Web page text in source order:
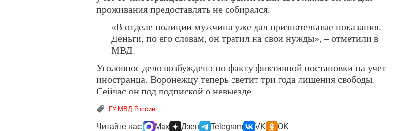
проживания предоставлять не собирался.
«В отделе полиции мужчина уже дал признательные показания.
Деньги, по его словам, он тратил на свои нужды», – отметили в
МВД.
Уголовное дело возбуждено по факту фиктивной постановки на учет
иностранца. Воронежцу теперь светит три года лишения свободы.
Сейчас он под подпиской о невыезде.
ГУ МВД России
Читайте нас: Max Дзен Telegram VK OK